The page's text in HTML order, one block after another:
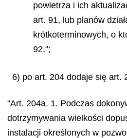
powietrza i ich
art. 91, lub planów
krótkoterminowych, o
92.";
6) po art. 204 dodaje się art.
"Art. 204a. 1. Podczas
dotrzymywania wielkości
instalacji określonych w